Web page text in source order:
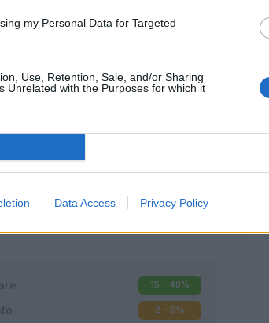
my Personal Data for Targeted
Use, Retention, Sale, and/or Sharing
Unrelated with the Purposes for which it
Data Access Privacy Policy
15 - 48%
2 - 6%